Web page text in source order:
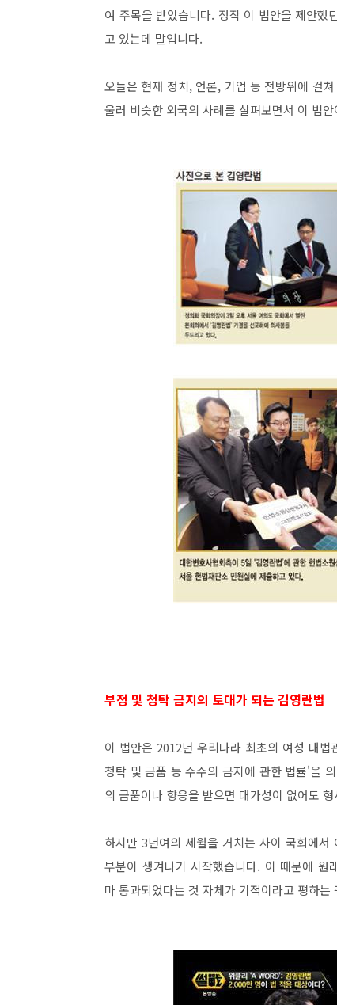
여 주목을 받았습니다. 정작 이 법안을 제안했
고 있는데 말입니다.
오늘은 현재 정치, 언론, 기업 등 전방위에 걸
울러 비슷한 외국의 사례를 살펴보면서 이 법
부정 및 청탁 금지의 토대가 되는 김영란법
이 법안은 2012년 우리나라 최초의 여성 대
청탁 및 금품 등 수수의 금지에 관한 법률'을
의 금품이나 향응을 받으면 대가성이 없어도
하지만 3년여의 세월을 거치는 사이 국회에
부분이 생겨나기 시작했습니다. 이 때문에
마 통과되었다는 것 자체가 기적이라고 평하는